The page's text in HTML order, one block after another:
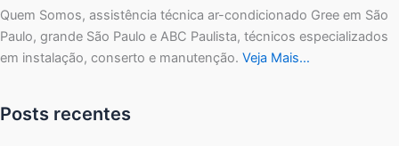
Quem Somos, assistência técnica ar-condicionado Gree em São
Paulo, grande São Paulo e ABC Paulista, técnicos especializados
em instalação, conserto e manutenção. Veja Mais…
Posts recentes